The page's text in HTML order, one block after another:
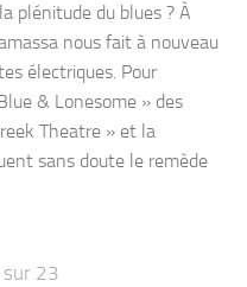
plénitude du blues ? À
nous fait à nouveau
électriques. Pour
& Lonesome » des
Theatre » et la
sans doute le remède
sur 23